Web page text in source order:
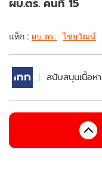
แท็ก : ผบ.ตร. ไชยวัฒน์
สนับสนุนเนื้อหา